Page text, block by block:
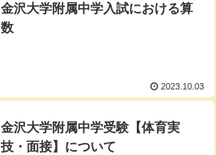
金沢大学附属中学入試における算
数
2023.10.03
金沢大学附属中学受験【体育実
技・面接】について